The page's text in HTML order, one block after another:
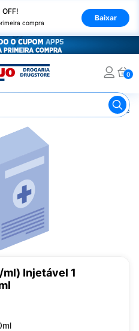
OFF!
compra
Baixar
0
Injetável 1